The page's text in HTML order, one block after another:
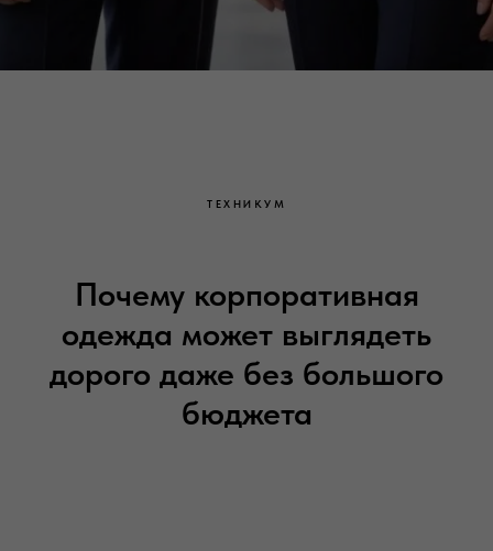
ТЕХНИКУМ
Почему корпоративная
одежда может выглядеть
дорого даже без большого
бюджета